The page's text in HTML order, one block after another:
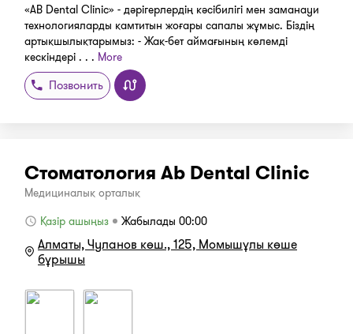
«AB Dental Clinic» - дәрігерлердің кәсібилігі мен заманауи
технологияларды қамтитын жоғары сапалы жұмыс. Біздің
артықшылықтарымыз: - Жақ-бет аймағының көлемді
кескіндері . . . More
Позвонить
Стоматология Ab Dental Clinic
Медициналық орталық
Қазір ашыңыз
Жабылады 00:00
Алматы, Чуланов көш., 125​, Момышұлы көше
бұрышы